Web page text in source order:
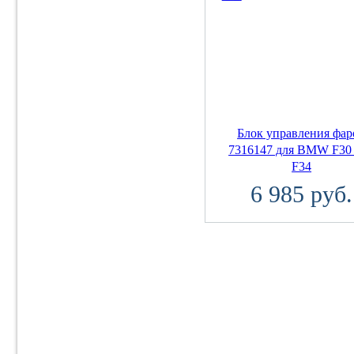
Блок управления
7316147 для BMW F30
F34
6 985 руб.